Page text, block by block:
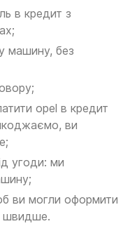
в кредит з
машину, без
opel в кредит
ви
угоди: ми
ви могли оформити
швидше.